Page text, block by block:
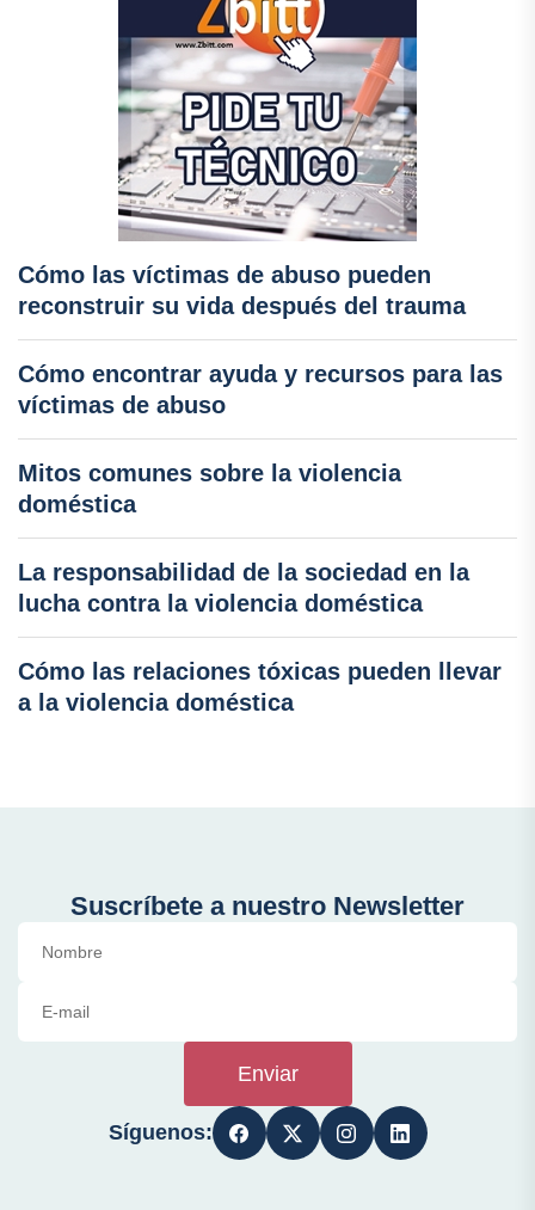
Cómo las víctimas de abuso pueden
reconstruir su vida después del trauma
Cómo encontrar ayuda y recursos para las
víctimas de abuso
Mitos comunes sobre la violencia
doméstica
La responsabilidad de la sociedad en la
lucha contra la violencia doméstica
Cómo las relaciones tóxicas pueden llevar
a la violencia doméstica
Suscríbete a nuestro Newsletter
Enviar
Síguenos: